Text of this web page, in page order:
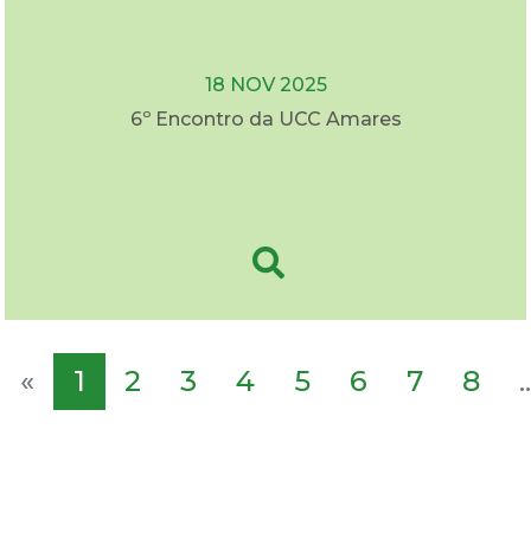
18 NOV 2025
6º Encontro da UCC Amares
« 1 2 3 4 5 6 7 8